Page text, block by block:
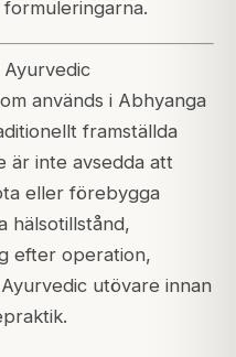
formuleringarna.
används i Abhyanga
framställda
är inte avsedda att
eller förebygga
hälsotillstånd,
efter operation,
utövare innan